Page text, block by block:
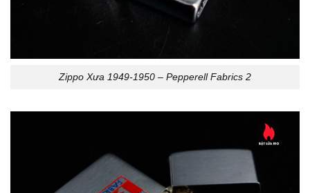
Zippo Xưa 1949-1950 – Pepperell Fabrics 2